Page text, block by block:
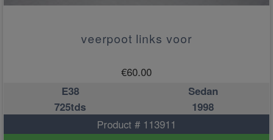
veerpoot links voor
€60.00
E38
Sedan
725tds
1998
Product # 113911